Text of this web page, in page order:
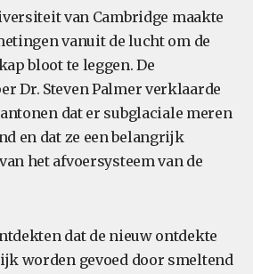
van Cambridge maakte
vanuit de lucht om de
bloot te leggen. De
Dr. Steven Palmer verklaarde
dat er subglaciale meren
en dat ze een belangrijk
het afvoersysteem van de
dat de nieuw ontdekte
worden gevoed door smeltend